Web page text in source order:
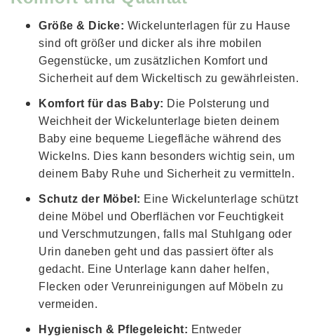
Größe & Dicke: Wickelunterlagen für zu Hause
sind oft größer und dicker als ihre mobilen
Gegenstücke, um zusätzlichen Komfort und
Sicherheit auf dem Wickeltisch zu gewährleisten.
Komfort für das Baby: Die Polsterung und
Weichheit der Wickelunterlage bieten deinem
Baby eine bequeme Liegefläche während des
Wickelns. Dies kann besonders wichtig sein, um
deinem Baby Ruhe und Sicherheit zu vermitteln.
Schutz der Möbel: Eine Wickelunterlage schützt
deine Möbel und Oberflächen vor Feuchtigkeit
und Verschmutzungen, falls mal Stuhlgang oder
Urin daneben geht und das passiert öfter als
gedacht. Eine Unterlage kann daher helfen,
Flecken oder Verunreinigungen auf Möbeln zu
vermeiden.
Hygienisch & Pflegeleicht: Entweder